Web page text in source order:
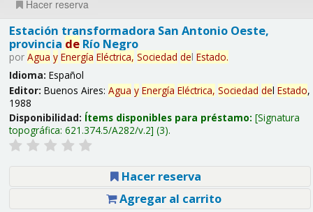
Hacer reserva
Estación transformadora San Antonio Oeste,
provincia deRío Negro
por Agua y Energía Eléctrica, Sociedad del Estado.
Idioma: Español
Editor: Buenos Aires: Agua y Energía Eléctrica, Sociedad del Estado,
1988
Disponibilidad: Ítems disponibles para préstamo: Signatura
topográfica: 621.374.5/A282/v.2 (3).
Hacer reserva
Agregar al carrito